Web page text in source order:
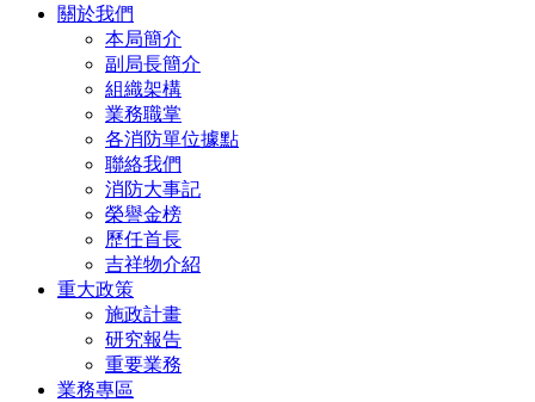
關於我們
本局簡介
副局長簡介
組織架構
業務職掌
各消防單位據點
聯絡我們
消防大事記
榮譽金榜
歷任首長
吉祥物介紹
重大政策
施政計畫
研究報告
重要業務
業務專區